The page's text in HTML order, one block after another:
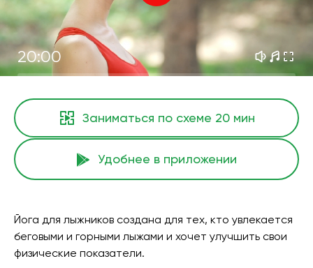
20:00
Заниматься по схеме 20 мин
Удобнее в приложении
Йога для лыжников создана для тех, кто увлекается
беговыми и горными лыжами и хочет улучшить свои
физические показатели.